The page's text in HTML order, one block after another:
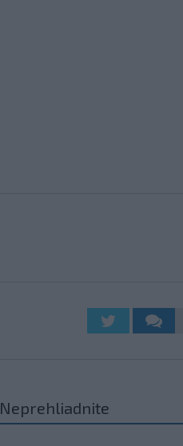
Neprehliadnite